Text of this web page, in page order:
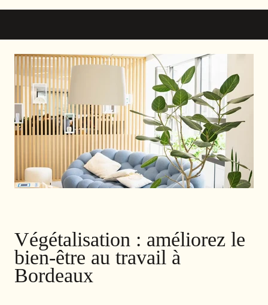
Végétalisation : améliorez le
bien-être au travail à
Bordeaux